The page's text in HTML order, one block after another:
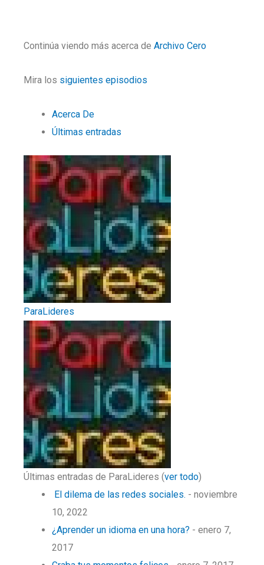
Continúa viendo más acerca de Archivo Cero
Mira los siguientes episodios
Acerca De
Últimas entradas
ParaLideres
Últimas entradas de ParaLideres (ver todo)
El dilema de las redes sociales. - noviembre
10, 2022
¿Aprender un idioma en una hora? - enero 7,
2017